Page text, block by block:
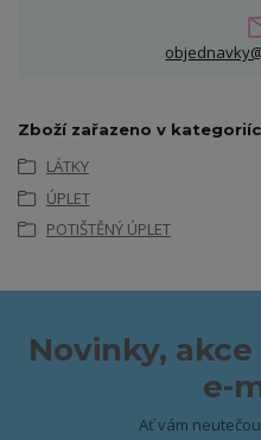
Zboží zařazeno v
LÁTKY
ÚPLET
POTIŠTĚNÝ ÚPLET
Novinky, akce
e-
Ať vám